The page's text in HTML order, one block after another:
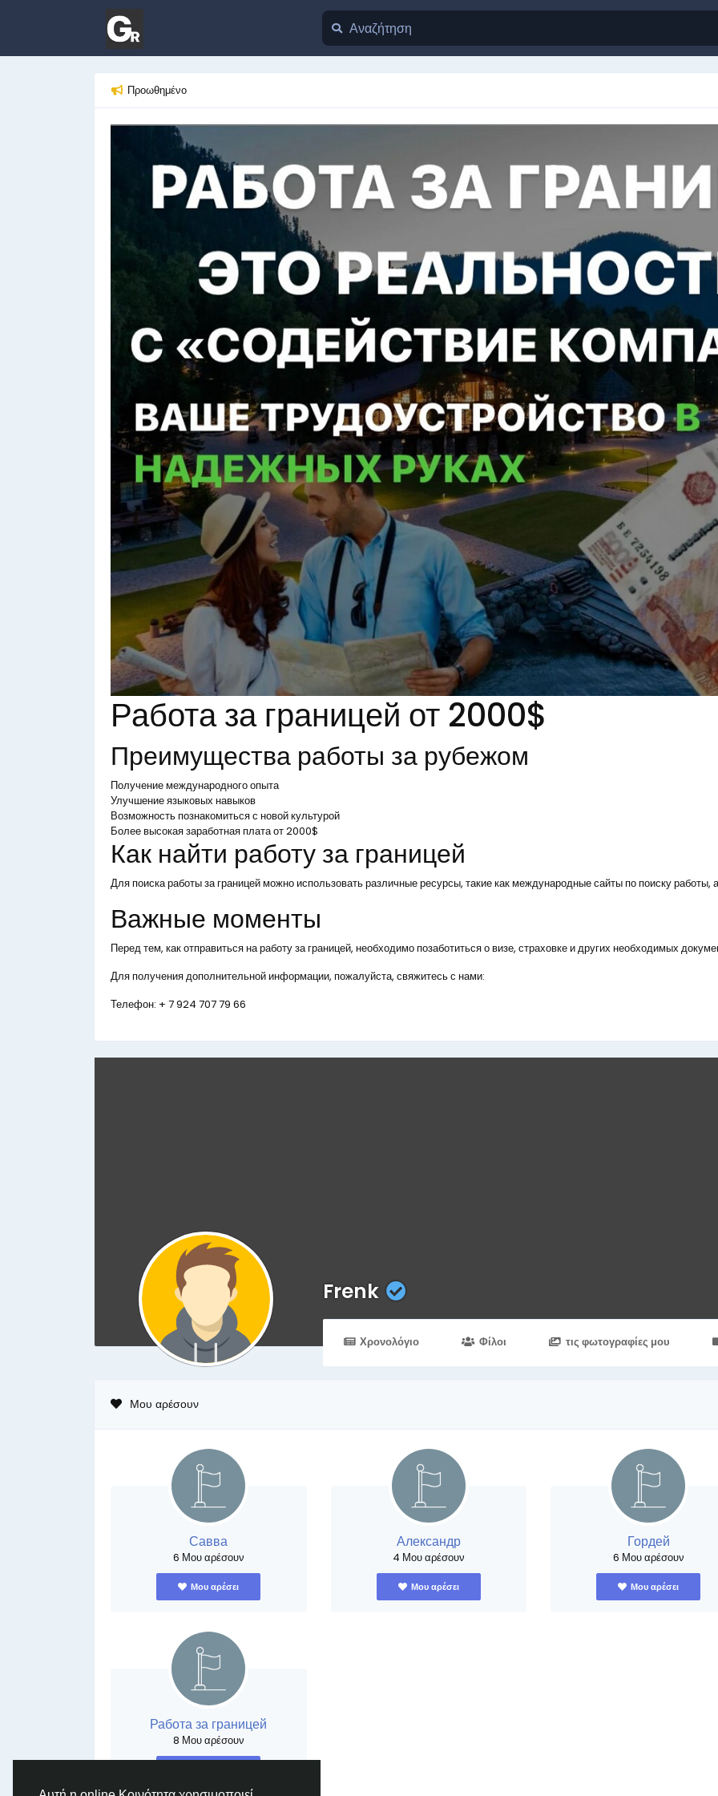
Προωθημένο
Работа за границей от 2000$
Преимущества работы за рубежом
Получение международного опыта
Улучшение языковых навыков
Возможность познакомиться с новой культурой
Более высокая заработная плата от 2000$
Как найти работу за границей
Для поиска работы за границей можно использовать различные ресурсы, такие как международные сайты по поиску работы,
Важные моменты
Перед тем, как отправиться на работу за границей, необходимо позаботиться о визе, страховке и других необходимых
Для получения дополнительной информации, пожалуйста, свяжитесь с нами:
Телефон: + 7 924 707 79 66
Frenk
Χρονολόγιο Φίλοι τις φωτογραφίες μου
Μου αρέσουν
Савва
6 Μου αρέσουν
Μου αρέσει
Александр
4 Μου αρέσουν
Μου αρέσει
Гордей
6 Μου αρέσουν
Μου αρέσει
Работа за границей
8 Μου αρέσουν